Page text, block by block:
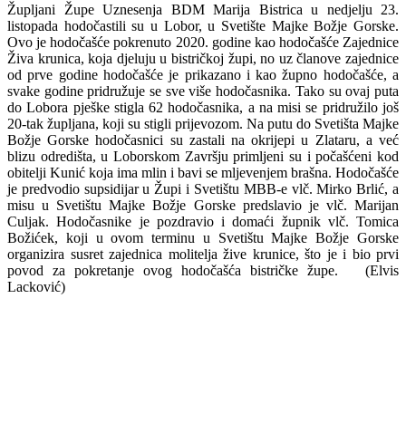
Župljani Župe Uznesenja BDM Marija Bistrica u nedjelju 23.
listopada hodočastili su u Lobor, u Svetište Majke Božje Gorske.
Ovo je hodočašće pokrenuto 2020. godine kao hodočašće Zajednice
Živa krunica, koja djeluju u bistričkoj župi, no uz članove zajednice
od prve godine hodočašće je prikazano i kao župno hodočašće, a
svake godine pridružuje se sve više hodočasnika. Tako su ovaj puta
do Lobora pješke stigla 62 hodočasnika, a na misi se pridružilo još
20-tak župljana, koji su stigli prijevozom. Na putu do Svetišta Majke
Božje Gorske hodočasnici su zastali na okrijepi u Zlataru, a već
blizu odredišta, u Loborskom Završju primljeni su i počašćeni kod
obitelji Kunić koja ima mlin i bavi se mljevenjem brašna. Hodočašće
je predvodio supsidijar u Župi i Svetištu MBB-e vlč. Mirko Brlić, a
misu u Svetištu Majke Božje Gorske predslavio je vlč. Marijan
Culjak. Hodočasnike je pozdravio i domaći župnik vlč. Tomica
Božićek, koji u ovom terminu u Svetištu Majke Božje Gorske
organizira susret zajednica molitelja žive krunice, što je i bio prvi
povod za pokretanje ovog hodočašća bistričke župe. (Elvis
Lacković)